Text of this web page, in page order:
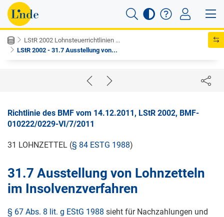
LStR 2002 Lohnsteuerrichtlinien ...
LStR 2002 - 31.7 Ausstellung von...
Richtlinie des BMF vom 14.12.2011, LStR 2002, BMF-
010222/0229-VI/7/2011
31 LOHNZETTEL (§ 84 ESTG 1988)
31.7 Ausstellung von Lohnzetteln
im Insolvenzverfahren
§ 67 Abs. 8 lit. g EStG 1988 sieht für Nachzahlungen und